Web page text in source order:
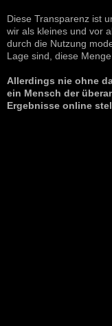
Diese Transparenz ist
wir als kleines und vor
durch die Nutzung
Lage sind, diese
Allerdings nie ohne
ein Mensch der
Ergebnisse online